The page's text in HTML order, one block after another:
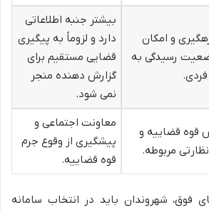
و امکان
رسیدگی به
بیشتر جنبه اطلاعاتی
دارد و لزوماً به پیگیری
قضایی مستقیم برای
گزارش دهنده منجر
نمی شود.
قوه قضاییه و
مربوطه.
معاونت اجتماعی و
پیشگیری از وقوع جرم
قوه قضاییه.
فوق، شهروندان باید در انتخاب سامانه